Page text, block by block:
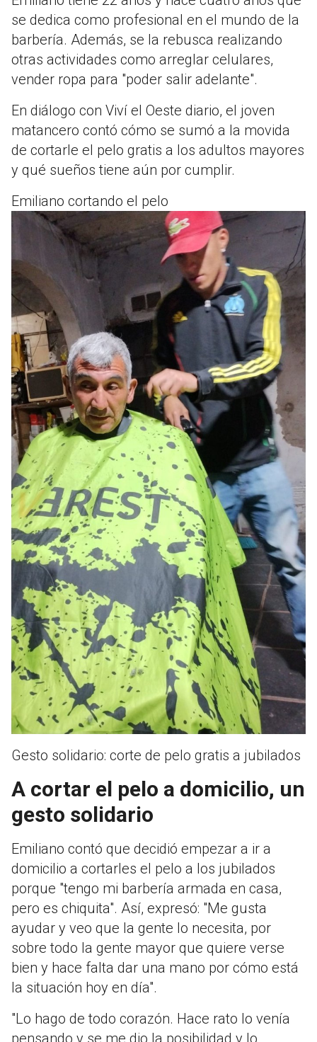
se dedica como profesional en el mundo de la
barbería. Además, se la rebusca realizando
otras actividades como arreglar celulares,
vender ropa para "poder salir adelante".
En diálogo con Viví el Oeste diario, el joven
matancero contó cómo se sumó a la movida
de cortarle el pelo gratis a los adultos mayores
y qué sueños tiene aún por cumplir.
Emiliano cortando el pelo
Gesto solidario: corte de pelo gratis a jubilados
A cortar el pelo a domicilio, un
gesto solidario
Emiliano contó que decidió empezar a ir a
domicilio a cortarles el pelo a los jubilados
porque "tengo mi barbería armada en casa,
pero es chiquita". Así, expresó: "Me gusta
ayudar y veo que la gente lo necesita, por
sobre todo la gente mayor que quiere verse
bien y hace falta dar una mano por cómo está
la situación hoy en día".
"Lo hago de todo corazón. Hace rato lo venía